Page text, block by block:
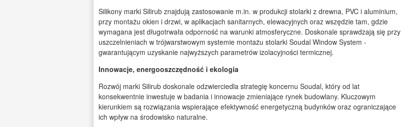
Silikony marki Silirub znajdują zastosowanie m.in. w produkcji stolarki z drewna, PVC i aluminium,
przy montażu okien i drzwi, w aplikacjach sanitarnych, elewacyjnych oraz wszędzie tam, gdzie
wymagana jest długotrwała odporność na warunki atmosferyczne. Doskonale sprawdzają się przy
uszczelnieniach w trójwarstwowym systemie montażu stolarki Soudal Window System -
gwarantującym uzyskanie najwyższych parametrów izolacyjności termicznej.
Innowacje, energooszczędność i ekologia
Rozwój marki Silirub doskonale odzwierciedla strategię koncernu Soudal, który od lat
konsekwentnie inwestuje w badania i innowacje zmieniające rynek budowlany. Kluczowym
kierunkiem są rozwiązania wspierające efektywność energetyczną budynków oraz ograniczające
ich wpływ na środowisko naturalne.